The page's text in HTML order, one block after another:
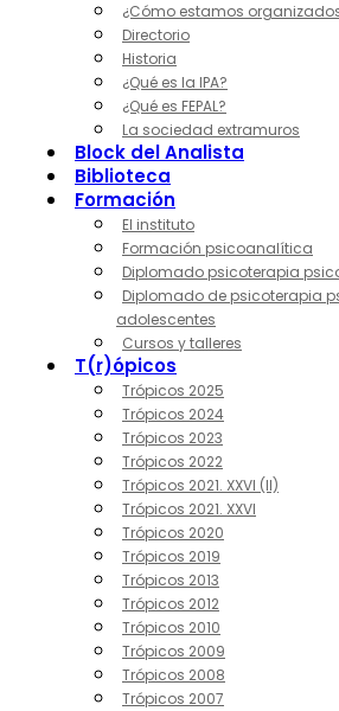
¿Cómo estamos
Directorio
Historia
¿Qué es la IPA?
¿Qué es FEPAL?
La sociedad extramuros
Block del Analista
Biblioteca
Formación
El instituto
Formación psicoanalítica
Diplomado psicoterapia
Diplomado de psicoterapia
adolescentes
Cursos y talleres
T(r)ópicos
Trópicos 2025
Trópicos 2024
Trópicos 2023
Trópicos 2022
Trópicos 2021. XXVI (II)
Trópicos 2021. XXVI
Trópicos 2020
Trópicos 2019
Trópicos 2013
Trópicos 2012
Trópicos 2010
Trópicos 2009
Trópicos 2008
Trópicos 2007